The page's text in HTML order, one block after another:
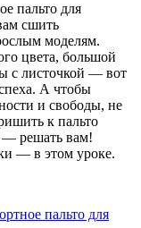
пальто для
сшить
моделям.
цвета, большой
с листочкой — вот
А чтобы
и свободы, не
к пальто
— решать вам!
— в этом уроке.
пальто для